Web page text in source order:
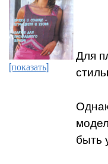
[показать]
Для
быть